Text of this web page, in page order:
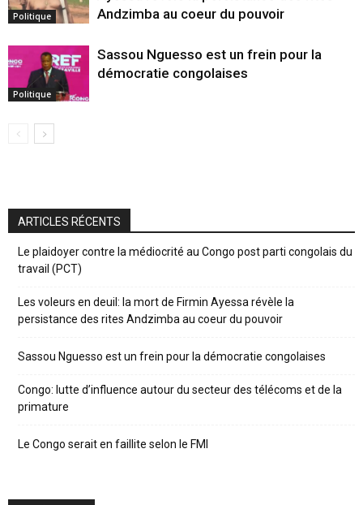
Politique
Andzimba au coeur du pouvoir
Politique
Sassou Nguesso est un frein pour la
démocratie congolaises
ARTICLES RÉCENTS
Le plaidoyer contre la médiocrité au Congo post parti congolais du
travail (PCT)
Les voleurs en deuil: la mort de Firmin Ayessa révèle la
persistance des rites Andzimba au coeur du pouvoir
Sassou Nguesso est un frein pour la démocratie congolaises
Congo: lutte d’influence autour du secteur des télécoms et de la
primature
Le Congo serait en faillite selon le FMI